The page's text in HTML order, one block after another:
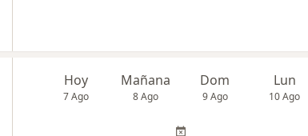
Hoy
7 Ago
Mañana
8 Ago
Dom
9 Ago
Lun
10 Ago